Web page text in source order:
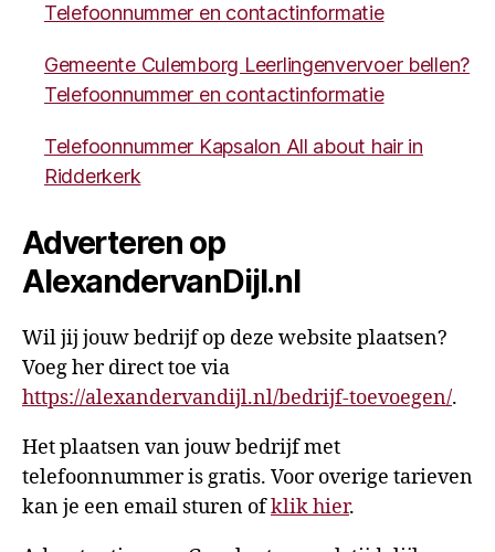
Telefoonnummer en contactinformatie
Gemeente Culemborg Leerlingenvervoer bellen?
Telefoonnummer en contactinformatie
Telefoonnummer Kapsalon All about hair in
Ridderkerk
Adverteren op
AlexandervanDijl.nl
Wil jij jouw bedrijf op deze website plaatsen?
Voeg her direct toe via
https://alexandervandijl.nl/bedrijf-toevoegen/.
Het plaatsen van jouw bedrijf met
telefoonnummer is gratis. Voor overige tarieven
kan je een email sturen ofklik hier.